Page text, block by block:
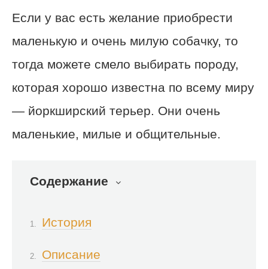
Если у вас есть желание приобрести
маленькую и очень милую собачку, то
тогда можете смело выбирать породу,
которая хорошо известна по всему миру
— йоркширский терьер. Они очень
маленькие, милые и общительные.
Содержание
История
Описание